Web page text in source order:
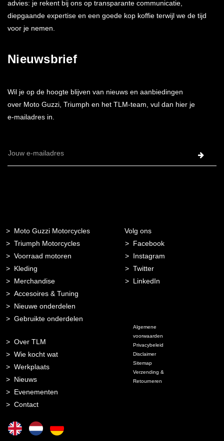
advies: je rekent bij ons op transparante communicatie,
diepgaande expertise en een goede kop koffie terwijl we de tijd
voor je nemen.
Nieuwsbrief
Wil je op de hoogte blijven van nieuws en aanbiedingen
over Moto Guzzi, Triumph en het TLM-team, vul dan hier je
e-mailadres in.
E-
Moto Guzzi Motorcycles
Triumph Motorcycles
Voorraad motoren
Kleding
Merchandise
Accesoires & Tuning
Nieuwe onderdelen
Gebruikte onderdelen
Over TLM
Wie kocht wat
Werkplaats
Nieuws
Evenementen
Contact
Volg ons
Facebook
Instagram
Twitter
LinkedIn
Algemene
voorwaarden
Privacybeleid
Disclaimer
Sitemap
Verzending &
Retourneren